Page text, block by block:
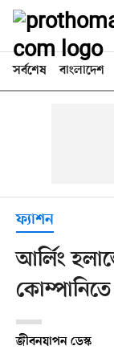
সর্বশেষ বাংলাদেশ
ফ্যাশন
আর্লিং
জীবনযাপন ডেস্ক